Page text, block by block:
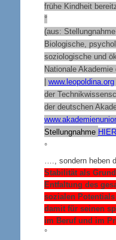
frühe Kindheit
°
(aus:
Biologische,
soziologische und
Nationale
www.leopoldina.org
der
der deutschen
Stellungnahme HIER
°
…., sondern heben
Stabilität als
Entfaltung des
sozialen
damit für seinen
im Beruf und im
°